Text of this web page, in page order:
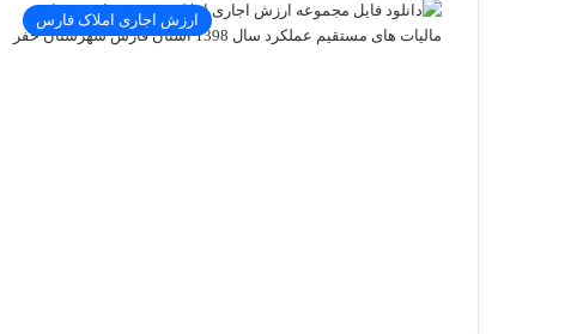
ارزش اجاری املاک فارس